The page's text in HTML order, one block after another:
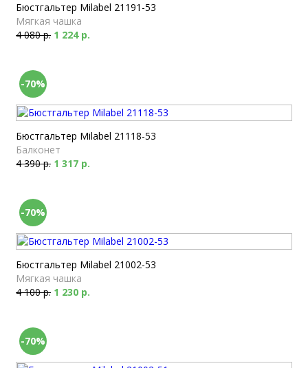
Бюстгальтер Milabel 21191-53
Мягкая чашка
4 080 р. 1 224 р.
-70%
Бюстгальтер Milabel 21118-53
Балконет
4 390 р. 1 317 р.
-70%
Бюстгальтер Milabel 21002-53
Мягкая чашка
4 100 р. 1 230 р.
-70%